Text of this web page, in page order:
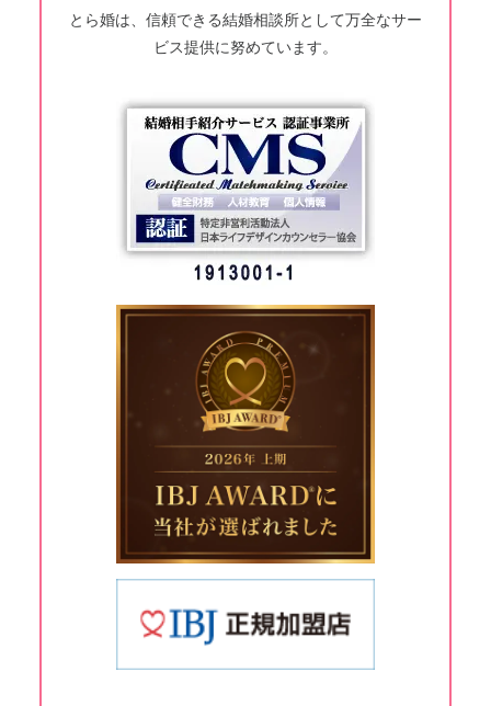
とら婚は、信頼できる結婚相談所として万全なサー
ビス提供に努めています。